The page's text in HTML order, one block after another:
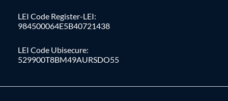
LEI Code Register-LEI:
984500064E5B40721438
LEI Code Ubisecure:
529900T8BM49AURSDO55